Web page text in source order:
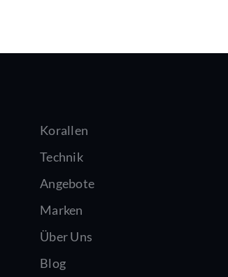
Korallen
Technik
Angebote
Marken
Über Uns
Blog